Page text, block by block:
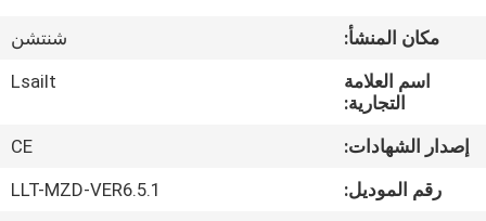
أشرطة
معلومات
مكان المنشأ:
شنتشن
اسم العلامة
التجارية:
Lsailt
إصدار الشهادات:
CE
رقم الموديل:
LLT-MZD-VER6.5.1